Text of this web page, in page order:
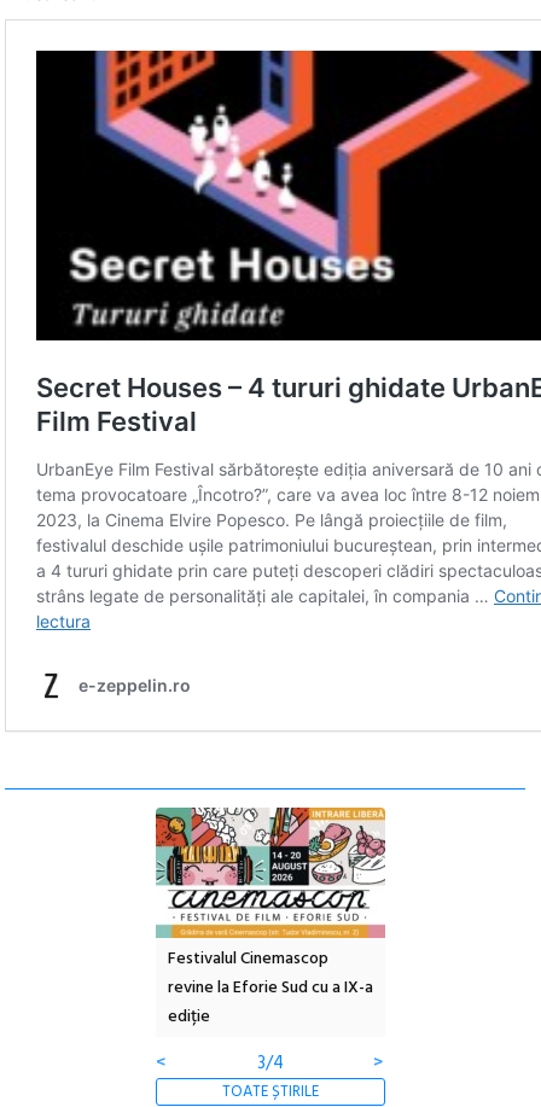
În curând: POELANDA – parc
de poezie și co-creație
< 4/4 >
TOATE ȘTIRILE